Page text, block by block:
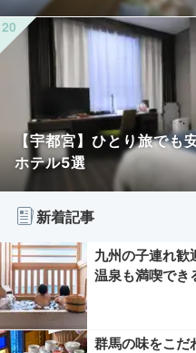
【宇都宮】ひとり旅で
ホテル5選
新着記事
九州の子連れ歓
温泉も満喫でき
群馬の味をこだ